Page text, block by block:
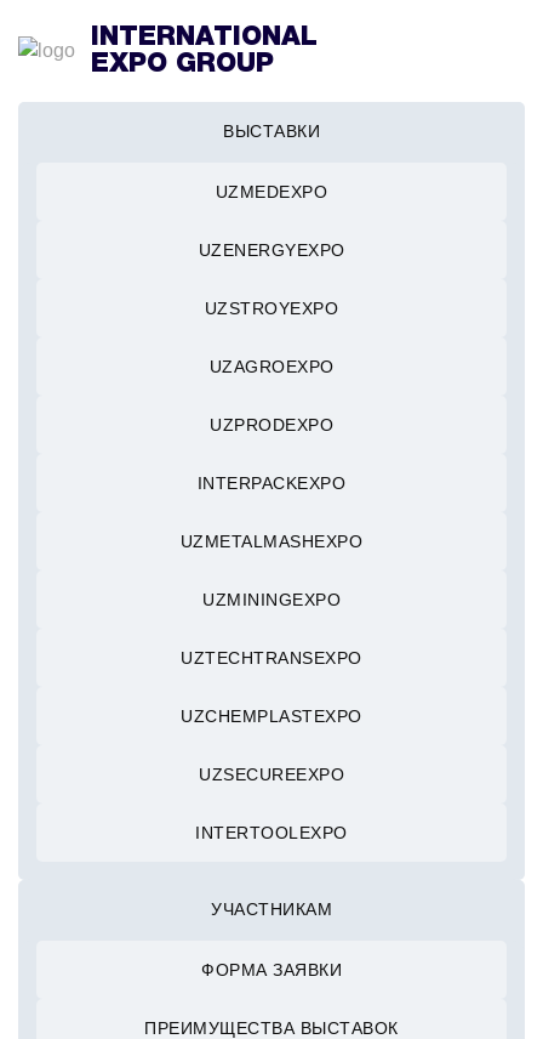
INTERNATIONAL
EXPO GROUP
ВЫСТАВКИ
UZMEDEXPO
UZENERGYEXPO
UZSTROYEXPO
UZAGROEXPO
UZPRODEXPO
INTERPACKEXPO
UZMETALMASHEXPO
UZMININGEXPO
UZTECHTRANSEXPO
UZCHEMPLASTEXPO
UZSECUREEXPO
INTERTOOLEXPO
УЧАСТНИКАМ
ФОРМА ЗАЯВКИ
ПРЕИМУЩЕСТВА ВЫСТАВОК